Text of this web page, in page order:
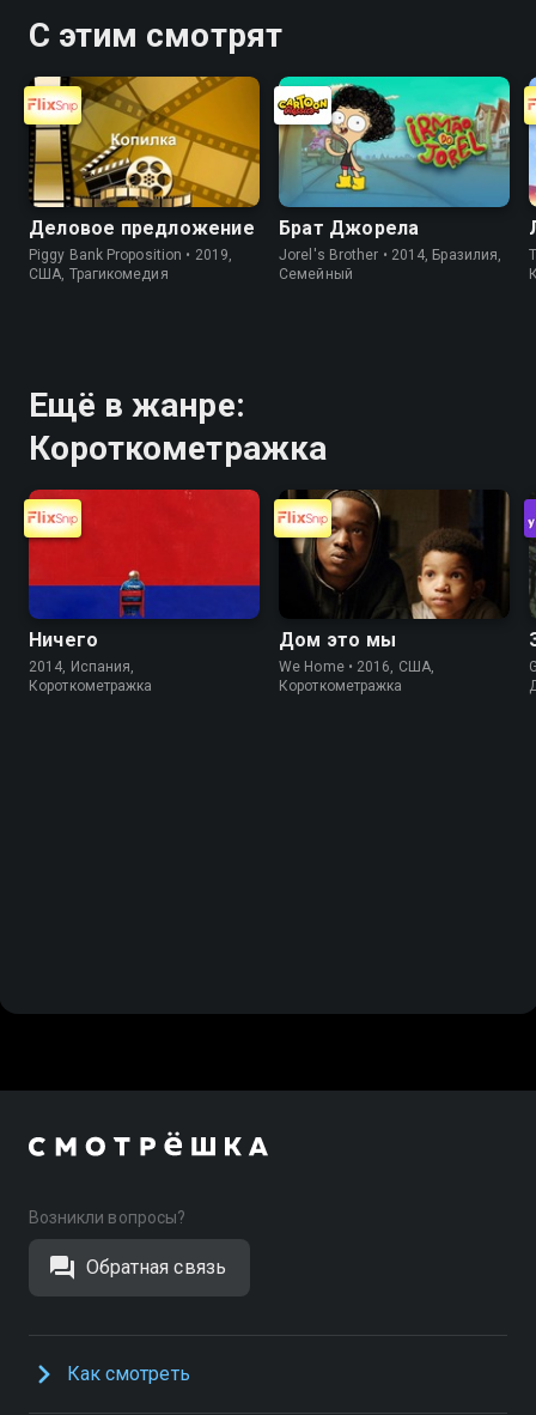
С этим смотрят
Деловое предложение
Piggy Bank Proposition • 2019,
США, Трагикомедия
Брат Джорела
Jorel's Brother • 2014, Бразилия,
Cемейный
Ещё в жанре:
Короткометражка
Ничего
2014, Испания,
Короткометражка
Дом это мы
We Home • 2016, США,
Короткометражка
Возникли вопросы?
Обратная связь
Как смотреть